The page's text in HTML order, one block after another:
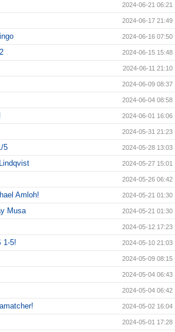
2024-06-21 06:21
2024-06-17 21:49
2024-06-16 07:50
2024-06-15 15:48
2024-06-11 21:10
2024-06-09 08:37
2024-06-04 08:58
2024-06-01 16:06
2024-05-31 21:23
5 2024-05-28 13:03
2024-05-27 15:01
2024-05-26 06:42
Amloh! 2024-05-21 01:30
Musa 2024-05-21 01:30
2024-05-12 17:23
1-5! 2024-05-10 21:03
2024-05-09 08:15
2024-05-04 06:43
2024-05-04 06:42
2024-05-02 16:04
2024-05-01 17:28